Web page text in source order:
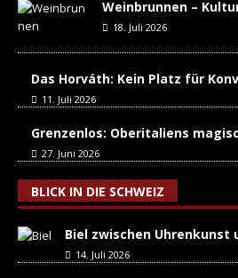
Weinbrunnen –
18. Juli 2026
Das Horváth: Kein Platz für
11. Juli 2026
Grenzenlos: Oberitaliens
27. Juni 2026
BLICK IN DIE SCHWEIZ
Biel zwischen Uhrenkunst
14. Juli 2026